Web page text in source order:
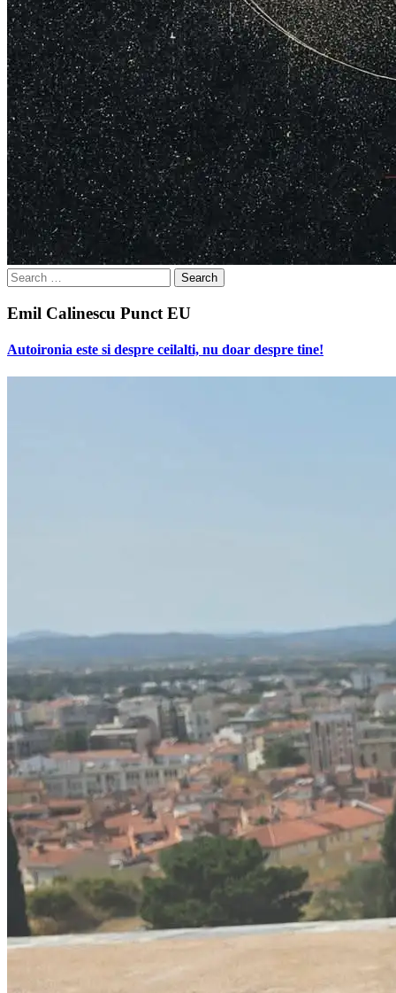
Search
for:
Emil Calinescu Punct EU
Autoironia este si despre ceilalti, nu doar despre tine!